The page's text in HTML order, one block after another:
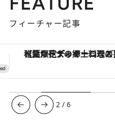
フィーチャー記事
「土佐和ハーブかき氷」がOMO7高知に登場
3 /6